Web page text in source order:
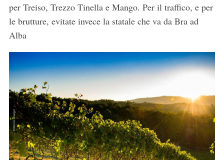
per Treiso, Trezzo Tinella e Mango. Per il traffico, e per
le brutture, evitate invece la statale che va da Bra ad
Alba